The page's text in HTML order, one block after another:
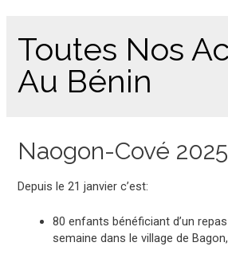
Toutes Nos
Au Bénin
Naogon-Cové 2025
Depuis le 21 janvier c’est:
80 enfants bénéficiant d’un
semaine dans le village de Bagon,